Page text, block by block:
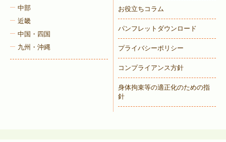
中部
近畿
中国・四国
九州・沖縄
お役立ちコラム
パンフレットダウンロード
プライバシーポリシー
コンプライアンス方針
身体拘束等の適正化のための指
針